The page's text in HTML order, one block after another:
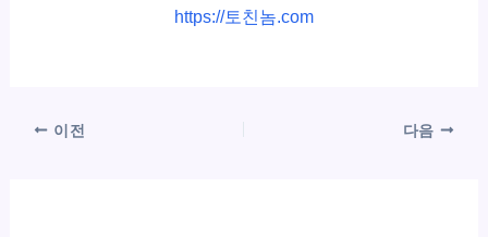
https://토친놈.com
이전 다음